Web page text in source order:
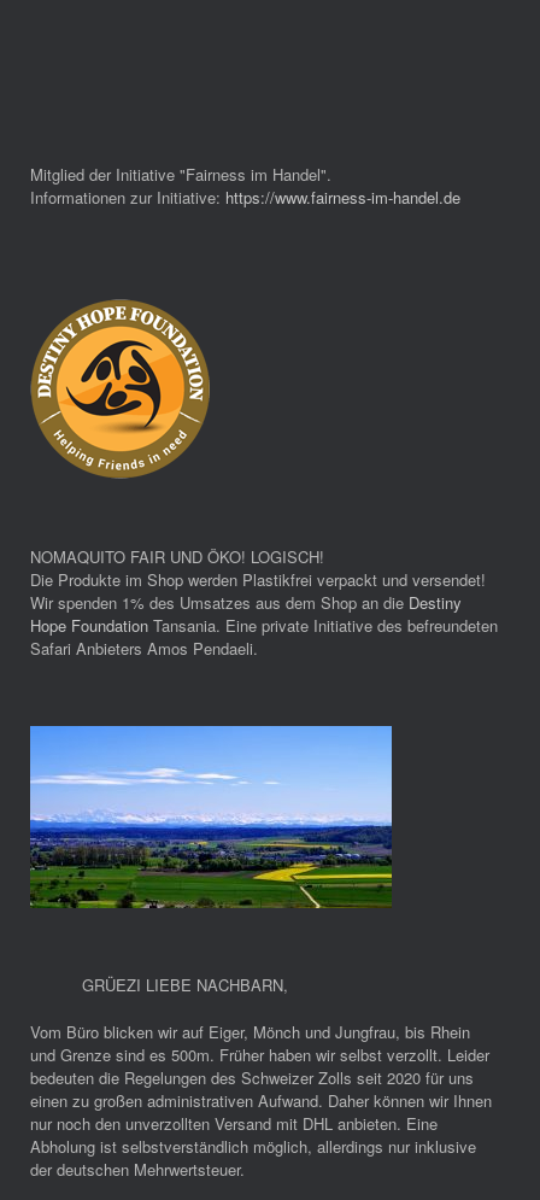
Mitglied der Initiative "Fairness im Handel".
Informationen zur Initiative: https://www.fairness-im-handel.de
NOMAQUITO FAIR UND ÖKO! LOGISCH!
Die Produkte im Shop werden Plastikfrei verpackt und versendet!
Wir spenden 1% des Umsatzes aus dem Shop an die Destiny
Hope Foundation Tansania. Eine private Initiative des befreundeten
Safari Anbieters Amos Pendaeli.
GRÜEZI LIEBE NACHBARN,
Vom Büro blicken wir auf Eiger, Mönch und Jungfrau, bis Rhein
und Grenze sind es 500m. Früher haben wir selbst verzollt. Leider
bedeuten die Regelungen des Schweizer Zolls seit 2020 für uns
einen zu großen administrativen Aufwand. Daher können wir Ihnen
nur noch den unverzollten Versand mit DHL anbieten. Eine
Abholung ist selbstverständlich möglich, allerdings nur inklusive
der deutschen Mehrwertsteuer.